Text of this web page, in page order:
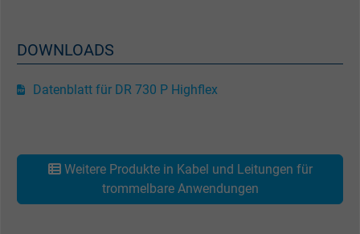
Laufzeit
Registriert eine eindeutige ID, die das Gerät
Name
DOWNLOADS
Datenblatt für DR 730 P Highflex
Weitere Produkte in Kabel und Leitungen für
trommelbare Anwendungen